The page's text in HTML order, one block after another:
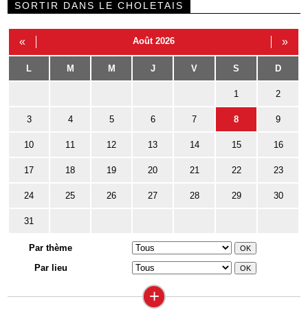
SORTIR DANS LE CHOLETAIS
« Août 2026 »
L M M J V S D
1 2
3 4 5 6 7 8 9
10 11 12 13 14 15 16
17 18 19 20 21 22 23
24 25 26 27 28 29 30
31
Par thème
Par lieu
+